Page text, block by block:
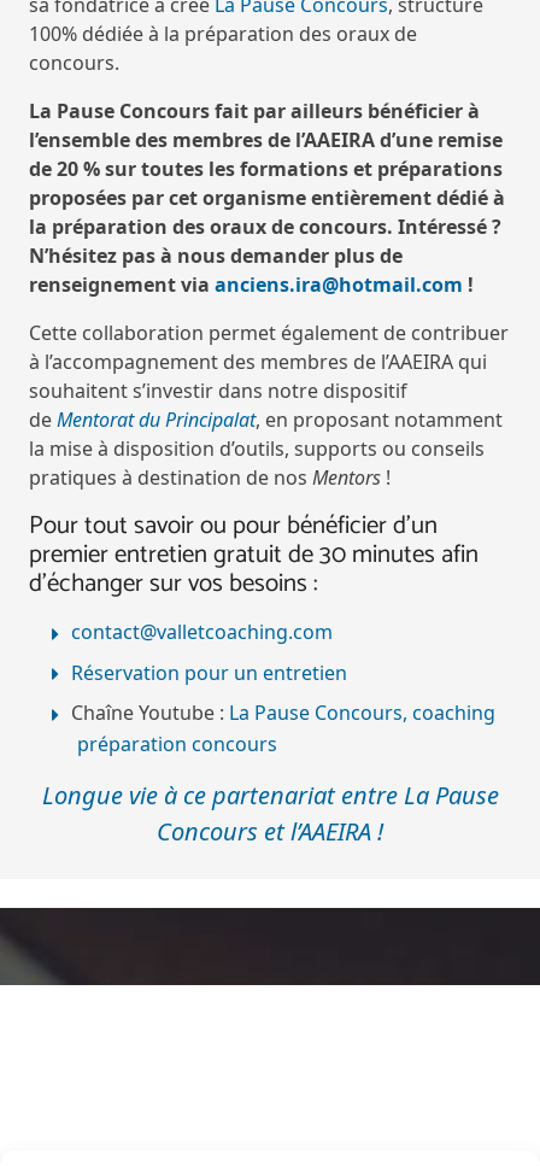
100% dédiée à la préparation des oraux de
concours.
La Pause Concours fait par ailleurs bénéficier à
l’ensemble des membres de l’AAEIRA d’une remise
de 20 % sur toutes les formations et préparations
proposées par cet organisme entièrement dédié à
la préparation des oraux de concours. Intéressé ?
N’hésitez pas à nous demander plus de
renseignement via anciens.ira@hotmail.com !
Cette collaboration permet également de contribuer
à l’accompagnement des membres de l’AAEIRA qui
souhaitent s’investir dans notre dispositif
deMentorat du Principalat, en proposant notamment
la mise à disposition d’outils, supports ou conseils
pratiques à destination de nos Mentors !
Pour tout savoir ou pour bénéficier d’un
premier entretien gratuit de 30 minutes afin
d’échanger sur vos besoins :
contact@valletcoaching.com
Réservation pour un entretien
Chaîne Youtube : La Pause Concours, coaching
préparation concours
Longue vie à ce partenariat entre La Pause
Concours et l’AAEIRA !